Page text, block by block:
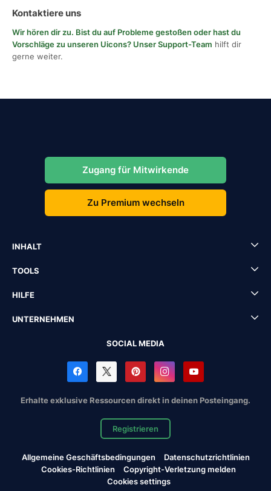
Kontaktiere uns
Wir hören dir zu. Bist du auf Probleme gestoßen oder hast du
Vorschläge zu unseren Uicons? Unser Support-Team hilft dir
gerne weiter.
Zugang für Mitwirkende
Zu Premium wechseln
INHALT
TOOLS
HILFE
UNTERNEHMEN
SOCIAL MEDIA
Erhalte exklusive Ressourcen direkt in deinen Posteingang.
Registrieren
Allgemeine Geschäftsbedingungen
Datenschutzrichtlinien
Cookies-Richtlinien
Copyright-Verletzung melden
Cookies settings